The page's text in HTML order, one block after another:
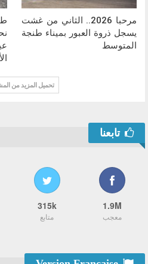
مرحبا 2026.. الثاني من غشت
يسجل ذروة العبور بميناء طنجة
المتوسط
تحميل المزيد من
تابعنا
1.9M
معجب
315k
متابع